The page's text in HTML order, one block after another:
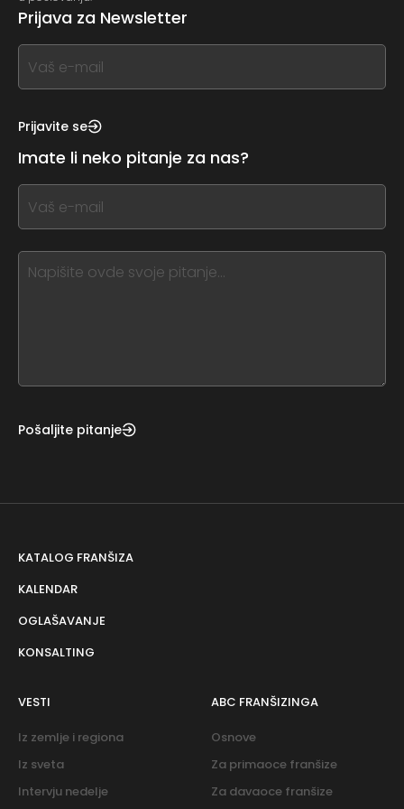
Prijava za Newsletter
If
you
this,
this
form
field
blank
Prijavite se
Imate li neko pitanje za nas?
If
you
this,
leave
Pošaljite pitanje
KATALOG FRANŠIZA
KALENDAR
OGLAŠAVANJE
KONSALTING
VESTI
Iz zemlje i regiona
Iz sveta
Intervju nedelje
ABC FRANŠIZINGA
Osnove
Za primaoce franšize
Za davaoce franšize